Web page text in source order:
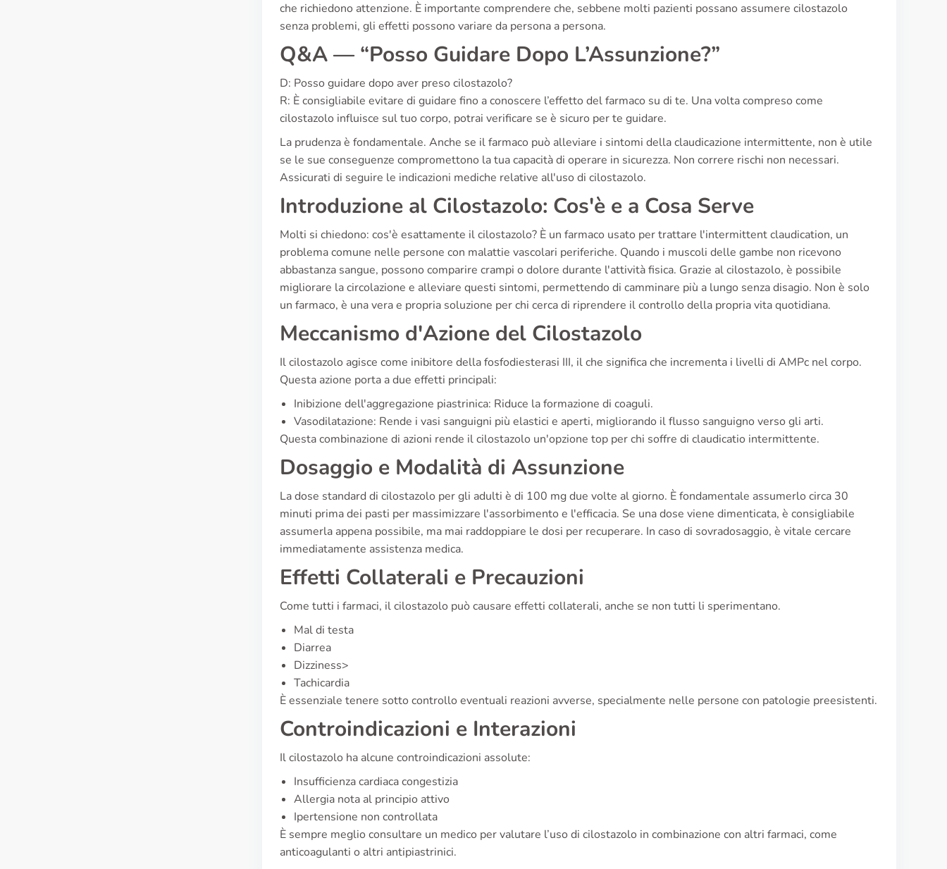
che richiedono attenzione. È importante comprendere che, sebbene molti pazienti possano assumere cilostazolo
senza problemi, gli effetti possono variare da persona a persona.
Q&A — “Posso Guidare Dopo L’Assunzione?”
D: Posso guidare dopo aver preso cilostazolo?
R: È consigliabile evitare di guidare fino a conoscere l’effetto del farmaco su di te. Una volta compreso come
cilostazolo influisce sul tuo corpo, potrai verificare se è sicuro per te guidare.
La prudenza è fondamentale. Anche se il farmaco può alleviare i sintomi della claudicazione intermittente, non è utile
se le sue conseguenze compromettono la tua capacità di operare in sicurezza. Non correre rischi non necessari.
Assicurati di seguire le indicazioni mediche relative all'uso di cilostazolo.
Introduzione al Cilostazolo: Cos'è e a Cosa Serve
Molti si chiedono: cos'è esattamente il cilostazolo? È un farmaco usato per trattare l'intermittent claudication, un
problema comune nelle persone con malattie vascolari periferiche. Quando i muscoli delle gambe non ricevono
abbastanza sangue, possono comparire crampi o dolore durante l'attività fisica. Grazie al cilostazolo, è possibile
migliorare la circolazione e alleviare questi sintomi, permettendo di camminare più a lungo senza disagio. Non è solo
un farmaco, è una vera e propria soluzione per chi cerca di riprendere il controllo della propria vita quotidiana.
Meccanismo d'Azione del Cilostazolo
Il cilostazolo agisce come inibitore della fosfodiesterasi III, il che significa che incrementa i livelli di AMPc nel corpo.
Questa azione porta a due effetti principali:
Inibizione dell'aggregazione piastrinica: Riduce la formazione di coaguli.
Vasodilatazione: Rende i vasi sanguigni più elastici e aperti, migliorando il flusso sanguigno verso gli arti.
Questa combinazione di azioni rende il cilostazolo un'opzione top per chi soffre di claudicatio intermittente.
Dosaggio e Modalità di Assunzione
La dose standard di cilostazolo per gli adulti è di 100 mg due volte al giorno. È fondamentale assumerlo circa 30
minuti prima dei pasti per massimizzare l'assorbimento e l'efficacia. Se una dose viene dimenticata, è consigliabile
assumerla appena possibile, ma mai raddoppiare le dosi per recuperare. In caso di sovradosaggio, è vitale cercare
immediatamente assistenza medica.
Effetti Collaterali e Precauzioni
Come tutti i farmaci, il cilostazolo può causare effetti collaterali, anche se non tutti li sperimentano.
Mal di testa
Diarrea
Dizziness>
Tachicardia
È essenziale tenere sotto controllo eventuali reazioni avverse, specialmente nelle persone con patologie preesistenti.
Controindicazioni e Interazioni
Il cilostazolo ha alcune controindicazioni assolute:
Insufficienza cardiaca congestizia
Allergia nota al principio attivo
Ipertensione non controllata
È sempre meglio consultare un medico per valutare l’uso di cilostazolo in combinazione con altri farmaci, come
anticoagulanti o altri antipiastrinici.